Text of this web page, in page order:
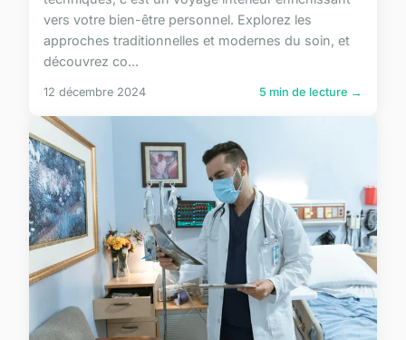
vers votre bien-être personnel. Explorez les
approches traditionnelles et modernes du soin, et
découvrez co...
12 décembre 2024 5 min de lecture →